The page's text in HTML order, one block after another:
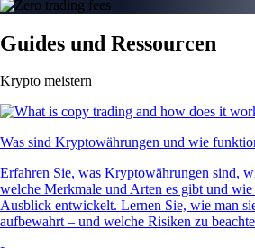
Guides und Ressourcen
Krypto meistern
Was sind Kryptowährungen und wie
Erfahren Sie, was Kryptowährungen sind,
welche Merkmale und Arten es gibt und
Ausblick entwickelt. Lernen Sie, wie man
aufbewahrt – und welche Risiken zu